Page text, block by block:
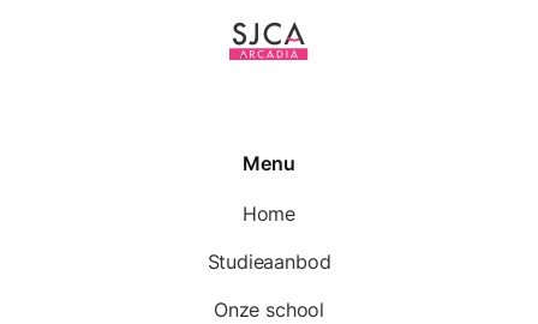
Menu
Home
Studieaanbod
Onze school